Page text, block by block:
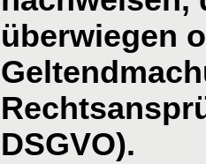
überwiegen
DSGVO).